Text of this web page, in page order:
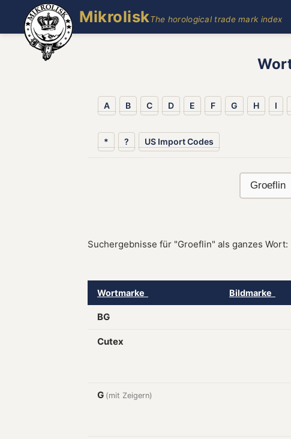
MikroliskThe horological trade mark index
A B C D E F G H I
* ? US Import Codes
Suchergebnisse für "Groeflin" als ganzes Wort:
Wortmarke Bildmarke
BG
Cutex
G (mit Zeigern)